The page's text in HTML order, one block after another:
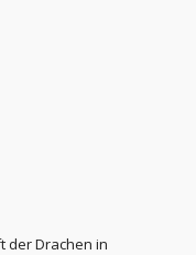
der Drachen in